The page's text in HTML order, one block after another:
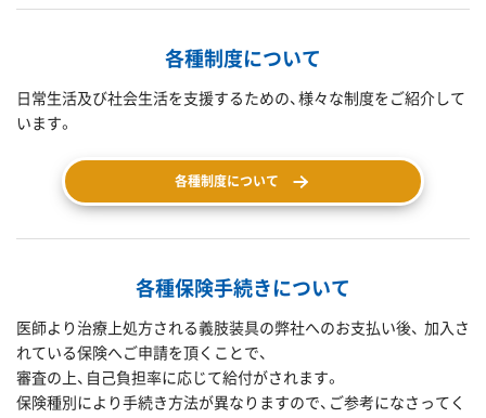
各種制度について
日常生活及び社会生活を支援するための、様々な制度をご紹介して
います。
各種制度について
各種保険手続きについて
医師より治療上処方される義肢装具の弊社へのお支払い後、 加入さ
れている保険へご申請を頂くことで、
審査の上、自己負担率に応じて給付がされます。
保険種別により手続き方法が異なりますので、ご参考になさってく